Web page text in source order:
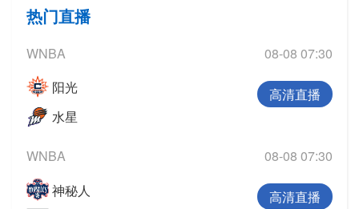
热门直播
WNBA
08-08 07:30
阳光
水星
高清直播
WNBA
08-08 07:30
神秘人
高清直播